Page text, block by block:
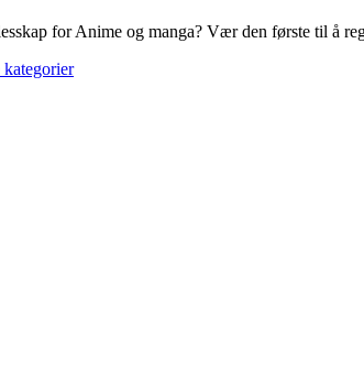
for Anime og manga? Vær den første til å
kategorier